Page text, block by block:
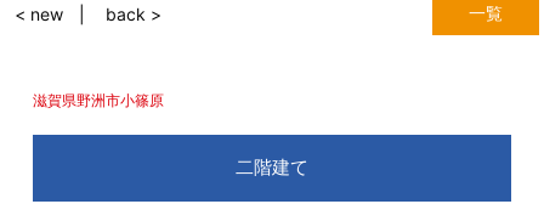
一覧
< new back >
滋賀県野洲市小篠原
二階建て